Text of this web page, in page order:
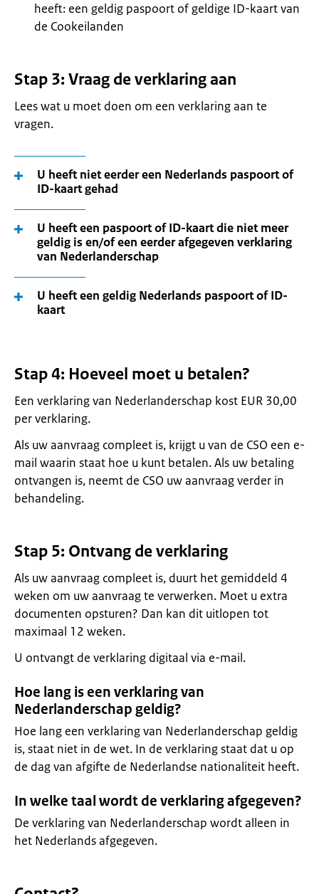
heeft: een geldig paspoort of geldige ID-kaart van
de Cookeilanden
Stap 3: Vraag de verklaring aan
Lees wat u moet doen om een verklaring aan te
vragen.
U heeft niet eerder een Nederlands paspoort of
ID-kaart gehad
U heeft een paspoort of ID-kaart die niet meer
geldig is en/of een eerder afgegeven verklaring
van Nederlanderschap
U heeft een geldig Nederlands paspoort of ID-
kaart
Stap 4: Hoeveel moet u betalen?
Een verklaring van Nederlanderschap kost EUR 30,00
per verklaring.
Als uw aanvraag compleet is, krijgt u van de CSO een e-
mail waarin staat hoe u kunt betalen. Als uw betaling
ontvangen is, neemt de CSO uw aanvraag verder in
behandeling.
Stap 5: Ontvang de verklaring
Als uw aanvraag compleet is, duurt het gemiddeld 4
weken om uw aanvraag te verwerken. Moet u extra
documenten opsturen? Dan kan dit uitlopen tot
maximaal 12 weken.
U ontvangt de verklaring digitaal via e-mail.
Hoe lang is een verklaring van
Nederlanderschap geldig?
Hoe lang een verklaring van Nederlanderschap geldig
is, staat niet in de wet. In de verklaring staat dat u op
de dag van afgifte de Nederlandse nationaliteit heeft.
In welke taal wordt de verklaring afgegeven?
De verklaring van Nederlanderschap wordt alleen in
het Nederlands afgegeven.